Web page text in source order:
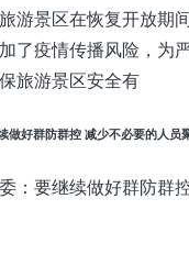
景区在恢复开放期
了疫情传播风险，为
旅游景区安全有
做好群防群控 减少不必要的人员